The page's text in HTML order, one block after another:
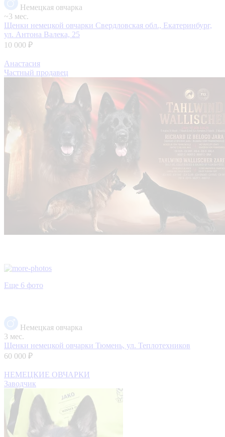
Немецкая овчарка
~3 мес.
Щенки немецкой овчарки Свердловская обл., Екатеринбург,
ул. Антона Валека, 25
10 000 ₽
Анастасия
Частный продавец
Еще 6 фото
Немецкая овчарка
3 мес.
Щенки немецкой овчарки Тюмень, ул. Теплотехников
60 000 ₽
НЕМЕЦКИЕ ОВЧАРКИ
Заводчик